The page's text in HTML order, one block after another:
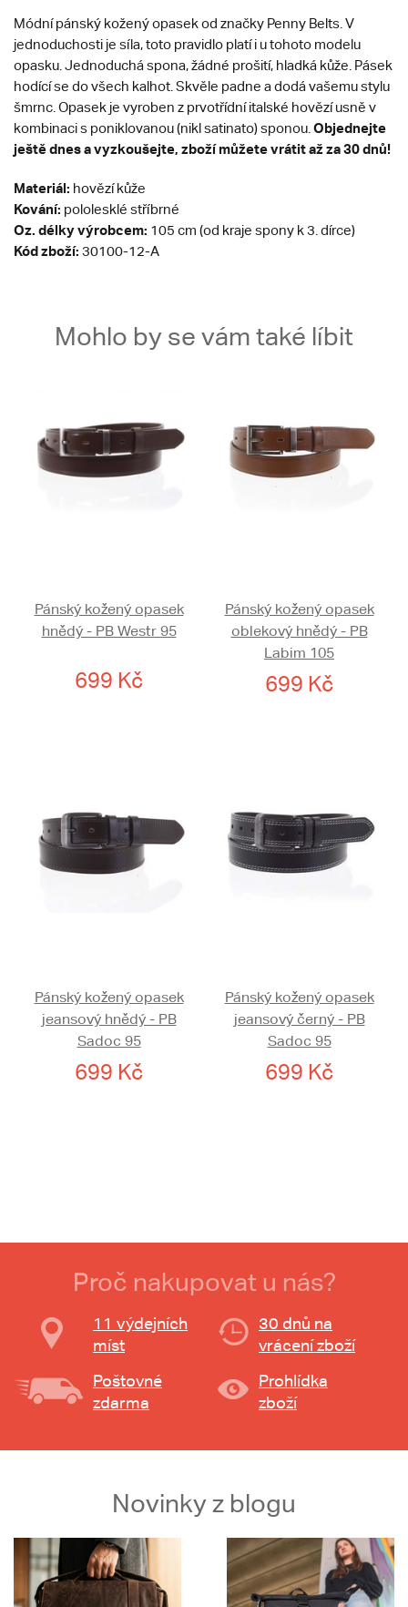
Módní pánský kožený opasek od značky Penny Belts. V
jednoduchosti je síla, toto pravidlo platí i u tohoto modelu
opasku. Jednoduchá spona, žádné prošití, hladká kůže. Pásek
hodící se do všech kalhot. Skvěle padne a dodá vašemu stylu
šmrnc. Opasek je vyroben z prvotřídní italské hovězí usně v
kombinaci s poniklovanou (nikl satinato) sponou. Objednejte
ještě dnes a vyzkoušejte, zboží můžete vrátit až za 30 dnů!
Materiál: hovězí kůže
Kování: pololesklé stříbrné
Oz. délky výrobcem: 105 cm (od kraje spony k 3. dírce)
Kód zboží: 30100-12-A
Mohlo by se vám také líbit
Pánský kožený opasek
hnědý - PB Westr 95
699 Kč
Pánský kožený opasek
oblekový hnědý - PB
Labim 105
699 Kč
Pánský kožený opasek
jeansový hnědý - PB
Sadoc 95
699 Kč
Pánský kožený opasek
jeansový černý - PB
Sadoc 95
699 Kč
Proč nakupovat u nás?
11 výdejních
míst
30 dnů na
vrácení zboží
Poštovné
zdarma
Prohlídka
zboží
Novinky z blogu